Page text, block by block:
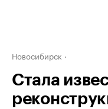
Новосибирск
Стала